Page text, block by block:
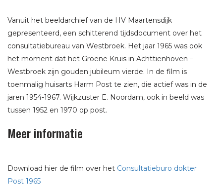
Vanuit het beeldarchief van de HV Maartensdijk
gepresenteerd, een schitterend tijdsdocument over het
consultatiebureau van Westbroek. Het jaar 1965 was ook
het moment dat het Groene Kruis in Achttienhoven –
Westbroek zijn gouden jubileum vierde. In de film is
toenmalig huisarts Harm Post te zien, die actief was in de
jaren 1954-1967. Wijkzuster E. Noordam, ook in beeld was
tussen 1952 en 1970 op post.
Meer informatie
Download hier de film over het Consultatieburo dokter
Post 1965